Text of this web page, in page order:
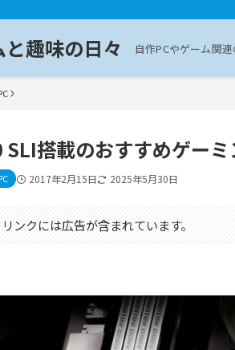
趣味の日々 自作PCやゲーム関
SLI搭載のおすすめゲーミ
2017年2月15日 2025年5月30日
ンクには広告が含まれています。